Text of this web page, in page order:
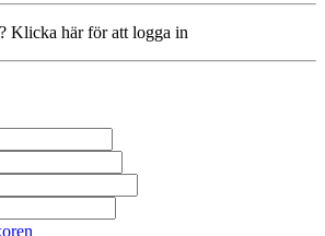
Klicka här för att logga in